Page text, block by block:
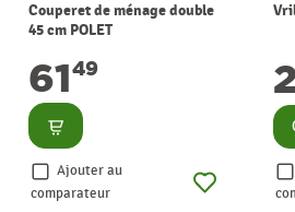
Couperet de ménage double
45 cm POLET
6149
Consulter
Ajouter au
comparateur